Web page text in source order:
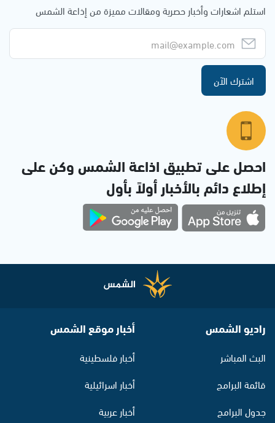
استلم اشعارات وأخبار حصرية ومقالات مميزة من إذاعة الشمس
اشترك الآن
احصل على تطبيق اذاعة الشمس وكن على
إطلاع دائم بالأخبار أولاً بأول
راديو الشمس
البث المباشر
قائمة البرامج
جدول البرامج
أخبار موقع الشمس
أخبار فلسطينية
أخبار اسرائيلية
أخبار عربية